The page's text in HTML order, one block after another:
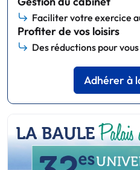
Faciliter votre exercice
Profiter de vos loisirs
Des réductions pour
Adhérer à